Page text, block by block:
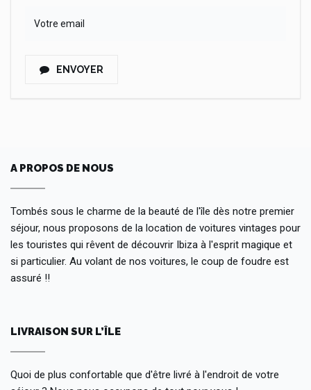
ENVOYER
A PROPOS DE NOUS
Tombés sous le charme de la beauté de l'île dès notre premier
séjour, nous proposons de la location de voitures vintages pour
les touristes qui rêvent de découvrir Ibiza à l'esprit magique et
si particulier. Au volant de nos voitures, le coup de foudre est
assuré !!
LIVRAISON SUR L’ÎLE
Quoi de plus confortable que d'être livré à l'endroit de votre